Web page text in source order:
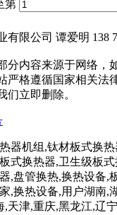
第
有限公司 谭爱明 138
分内容来源于网络，
严格遵循国家相关法
们立即删除。
器机组,钛材板式换
式换热器,卫生级板
,盘管换热,换热设备,
,换热设备,用户湖南,
,天津,重庆,黑龙江,辽